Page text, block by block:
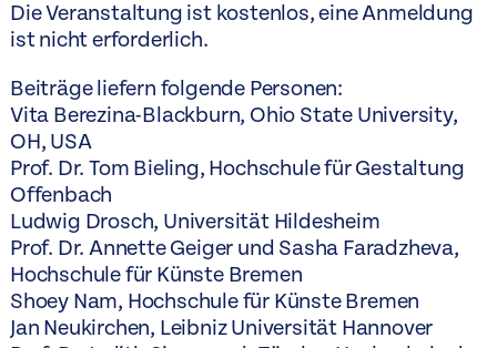
Die Veranstaltung ist kostenlos, eine Anmeldung
ist nicht erforderlich.
Beiträge liefern folgende Personen:
Vita Berezina-Blackburn, Ohio State University,
OH, USA
Prof. Dr. Tom Bieling, Hochschule für Gestaltung
Offenbach
Ludwig Drosch, Universität Hildesheim
Prof. Dr. Annette Geiger und Sasha Faradzheva,
Hochschule für Künste Bremen
Shoey Nam, Hochschule für Künste Bremen
Jan Neukirchen, Leibniz Universität Hannover